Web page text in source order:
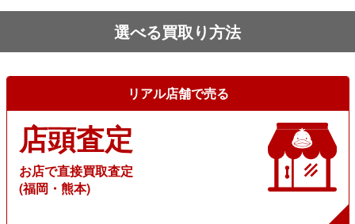
選べる買取り方法
リアル店舗で売る
店頭査定
お店で直接買取査定
(福岡・熊本)